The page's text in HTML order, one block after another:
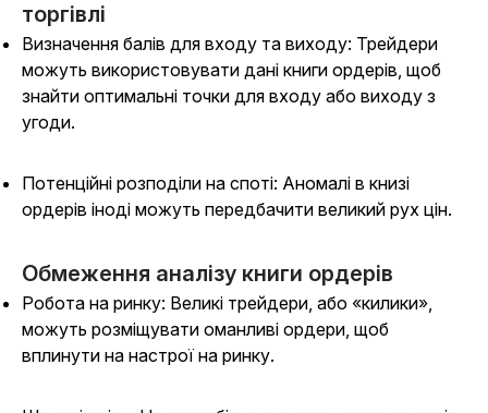
торгівлі
Визначення балів для входу та виходу: Трейдери
можуть використовувати дані книги ордерів, щоб
знайти оптимальні точки для входу або виходу з
угоди.
Потенційні розподіли на споті: Аномалі в книзі
ордерів іноді можуть передбачити великий рух цін.
Обмеження аналізу книги ордерів
Робота на ринку: Великі трейдери, або «килики»,
можуть розміщувати оманливі ордери, щоб
вплинути на настрої на ринку.